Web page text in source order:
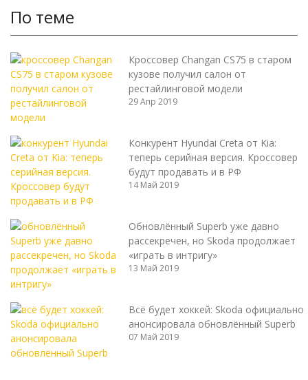
По теме
Кроссовер Changan CS75 в старом
кузове получил салон от
рестайлинговой модели
29 Апр 2019
Конкурент Hyundai Creta от Kia:
теперь серийная версия. Кроссовер
будут продавать и в РФ
14 Май 2019
Обновлённый Superb уже давно
рассекречен, но Skoda продолжает
«играть в интригу»
13 Май 2019
Всё будет хоккей: Skoda официально
анонсировала обновлённый Superb
07 Май 2019